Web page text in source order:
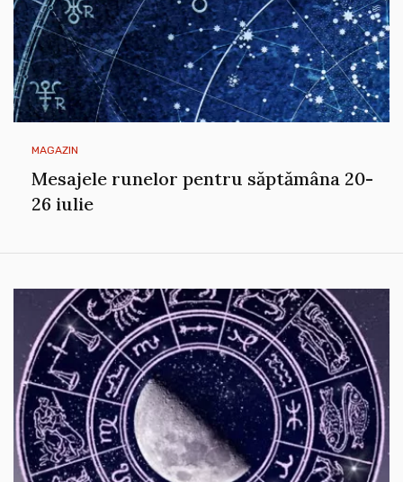
MAGAZIN
Mesajele runelor pentru săptămâna 20-
26 iulie